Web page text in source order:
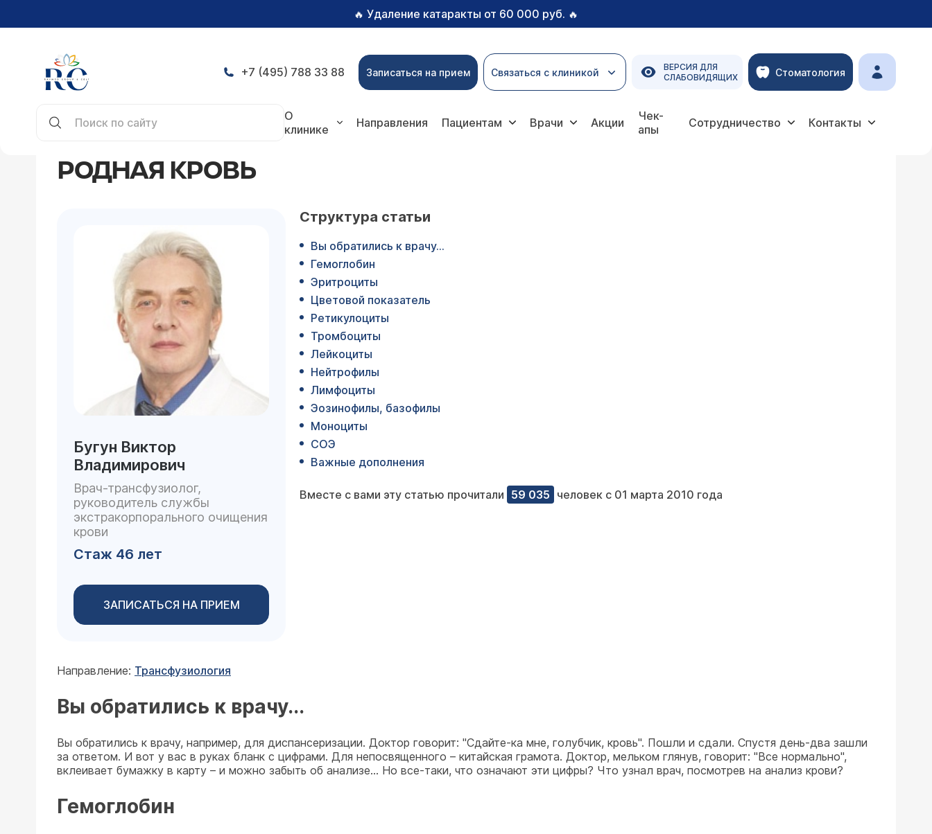
🔥 Удаление катаракты от 60 000 руб. 🔥
+7 (495) 788 33 88 Записаться на прием Связаться с клиникой
ВЕРСИЯ ДЛЯ
СЛАБОВИДЯЩИХ
Стоматология
О
клинике
Направления Пациентам Врачи Акции
Чек-
апы
Сотрудничество Контакты
РОДНАЯ КРОВЬ
Бугун Виктор
Владимирович
Врач-трансфузиолог,
руководитель службы
экстракорпорального очищения
крови
Стаж 46 лет
ЗАПИСАТЬСЯ НА ПРИЕМ
Структура статьи
Вы обратились к врачу...
Гемоглобин
Эритроциты
Цветовой показатель
Ретикулоциты
Тромбоциты
Лейкоциты
Нейтрофилы
Лимфоциты
Эозинофилы, базофилы
Моноциты
СОЭ
Важные дополнения
Вместе с вами эту статью прочитали 59 035 человек с 01 марта 2010 года
Направление: Трансфузиология
Вы обратились к врачу...
Вы обратились к врачу, например, для диспансеризации. Доктор говорит: "Сдайте-ка мне, голубчик, кровь". Пошли и сдали. Спустя день-два зашли
за ответом. И вот у вас в руках бланк с цифрами. Для непосвященного – китайская грамота. Доктор, мельком глянув, говорит: "Все нормально",
вклеивает бумажку в карту – и можно забыть об анализе... Но все-таки, что означают эти цифры? Что узнал врач, посмотрев на анализ крови?
Гемоглобин